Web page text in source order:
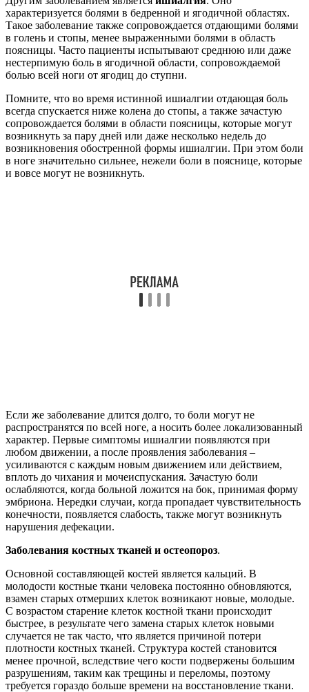
характеризуется болями в бедренной и ягодичной областях.
Такое заболевание также сопровождается отдающими болями
в голень и стопы, менее выраженными болями в область
поясницы. Часто пациенты испытывают среднюю или даже
нестерпимую боль в ягодичной области, сопровождаемой
болью всей ноги от ягодиц до ступни.
Помните, что во время истинной ишиалгии отдающая боль
всегда спускается ниже колена до стопы, а также зачастую
сопровождается болями в области поясницы, которые могут
возникнуть за пару дней или даже несколько недель до
возникновения обостренной формы ишиалгии. При этом боли
в ноге значительно сильнее, нежели боли в пояснице, которые
и вовсе могут не возникнуть.
Если же заболевание длится долго, то боли могут не
распространятся по всей ноге, а носить более локализованный
характер. Первые симптомы ишиалгии появляются при
любом движении, а после проявления заболевания –
усиливаются с каждым новым движением или действием,
вплоть до чихания и мочеиспускания. Зачастую боли
ослабляются, когда больной ложится на бок, принимая форму
эмбриона. Нередки случаи, когда пропадает чувствительность
конечности, появляется слабость, также могут возникнуть
нарушения дефекации.
Заболевания костных тканей и остеопороз.
Основной составляющей костей является кальций. В
молодости костные ткани человека постоянно обновляются,
взамен старых отмерших клеток возникают новые, молодые.
С возрастом старение клеток костной ткани происходит
быстрее, в результате чего замена старых клеток новыми
случается не так часто, что является причиной потери
плотности костных тканей. Структура костей становится
менее прочной, вследствие чего кости подвержены большим
разрушениям, таким как трещины и переломы, поэтому
требуется гораздо больше времени на восстановление ткани.